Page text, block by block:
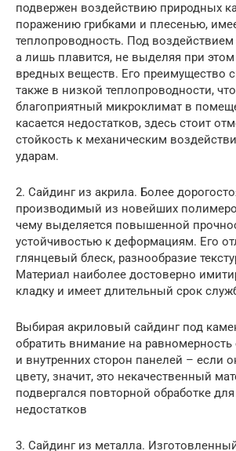
подвержен воздействию природных
поражению грибками и плесенью,
теплопроводность. Под воздействием
а лишь плавится, не выделяя при
вредных веществ. Его преимущество
также в низкой теплопроводности,
благоприятный микроклимат в
касается недостатков, здесь стоит
стойкость к механическим
ударам.
2. Сайдинг из акрила. Более
производимый из новейших
чему выделяется повышенной
устойчивостью к деформациям. Его
глянцевый блеск, разнообразие
Материал наиболее достоверно
кладку и имеет длительный срок
Выбирая акриловый сайдинг под
обратить внимание на
и внутренних сторон панелей – если
цвету, значит, это некачественный
подвергался повторной обработке
недостатков
3. Сайдинг из металла.